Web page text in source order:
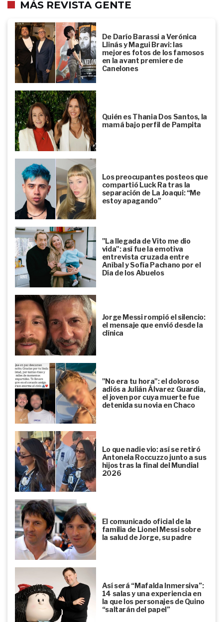
MÁS REVISTA GENTE
De Darío Barassi a Verónica
Llinás y Magui Bravi: las
mejores fotos de los famosos
en la avant premiere de
Canelones
Quién es Thania Dos Santos, la
mamá bajo perfil de Pampita
Los preocupantes posteos que
compartió Luck Ra tras la
separación de La Joaqui: “Me
estoy apagando”
"La llegada de Vito me dio
vida": así fue la emotiva
entrevista cruzada entre
Aníbal y Sofía Pachano por el
Día de los Abuelos
Jorge Messi rompió el silencio:
el mensaje que envió desde la
clínica
"No era tu hora": el doloroso
adiós a Julián Álvarez Guardia,
el joven por cuya muerte fue
detenida su novia en Chaco
Lo que nadie vio: así se retiró
Antonela Roccuzzo junto a sus
hijos tras la final del Mundial
2026
El comunicado oficial de la
familia de Lionel Messi sobre
la salud de Jorge, su padre
Así será “Mafalda Inmersiva”:
14 salas y una experiencia en
la que los personajes de Quino
“saltarán del papel”